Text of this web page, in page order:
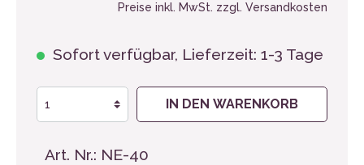
Preise inkl. MwSt. zzgl. Versandkosten
Sofort verfügbar, Lieferzeit: 1-3 Tage
IN DEN WARENKORB
Art. Nr.: NE-40